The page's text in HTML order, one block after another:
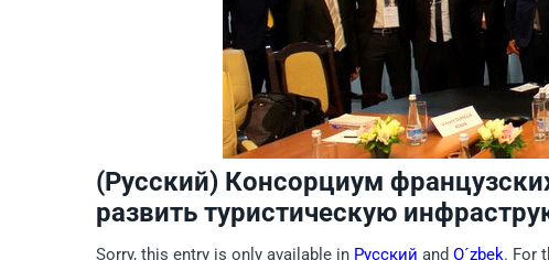
(Русский) Консорциум
развить туристическую
Sorry, this entry is only available in Русский and O´zbek. For